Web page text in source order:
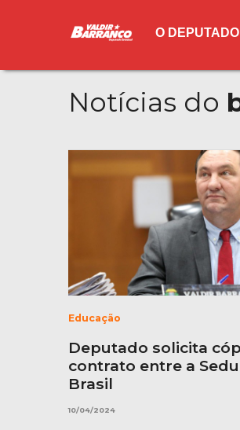
O DEPUTADO
Notícias do
Educação
Deputado solicita
contrato entre a
Brasil
10/04/2024